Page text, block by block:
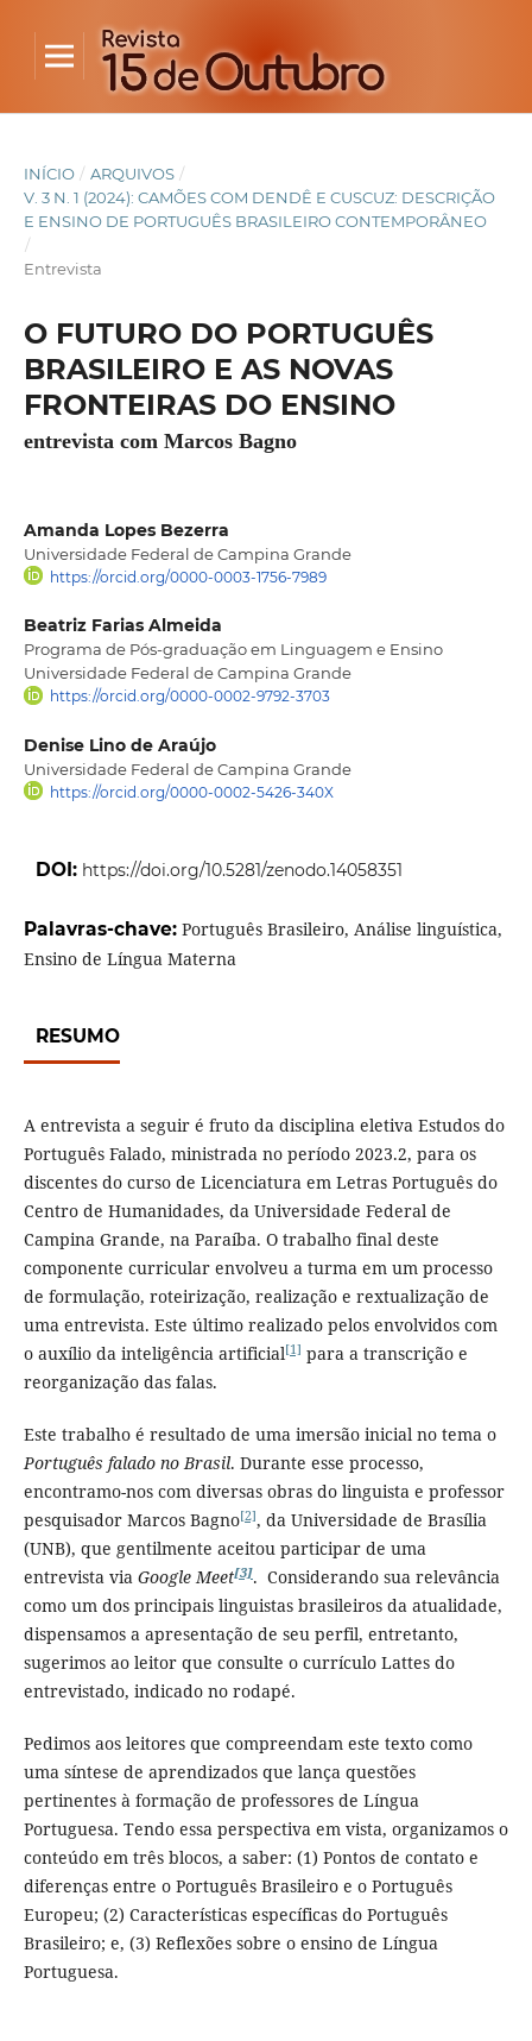
INÍCIO / ARQUIVOS /
V. 3 N. 1 (2024): CAMÕES COM DENDÊ E CUSCUZ: DESCRIÇÃO
E ENSINO DE PORTUGUÊS BRASILEIRO CONTEMPORÂNEO
/
Entrevista
O FUTURO DO PORTUGUÊS
BRASILEIRO E AS NOVAS
FRONTEIRAS DO ENSINO
entrevista com Marcos Bagno
Amanda Lopes Bezerra
Universidade Federal de Campina Grande
https://orcid.org/0000-0003-1756-7989
Beatriz Farias Almeida
Programa de Pós-graduação em Linguagem e Ensino
Universidade Federal de Campina Grande
https://orcid.org/0000-0002-9792-3703
Denise Lino de Araújo
Universidade Federal de Campina Grande
https://orcid.org/0000-0002-5426-340X
DOI: https://doi.org/10.5281/zenodo.14058351
Palavras-chave: Português Brasileiro, Análise linguística,
Ensino de Língua Materna
RESUMO
A entrevista a seguir é fruto da disciplina eletiva Estudos do
Português Falado, ministrada no período 2023.2, para os
discentes do curso de Licenciatura em Letras Português do
Centro de Humanidades, da Universidade Federal de
Campina Grande, na Paraíba. O trabalho final deste
componente curricular envolveu a turma em um processo
de formulação, roteirização, realização e rextualização de
uma entrevista. Este último realizado pelos envolvidos com
o auxílio da inteligência artificial[1] para a transcrição e
reorganização das falas.
Este trabalho é resultado de uma imersão inicial no tema o
Português falado no Brasil. Durante esse processo,
encontramo-nos com diversas obras do linguista e professor
pesquisador Marcos Bagno[2], da Universidade de Brasília
(UNB), que gentilmente aceitou participar de uma
entrevista via Google Meet[3]. Considerando sua relevância
como um dos principais linguistas brasileiros da atualidade,
dispensamos a apresentação de seu perfil, entretanto,
sugerimos ao leitor que consulte o currículo Lattes do
entrevistado, indicado no rodapé.
Pedimos aos leitores que compreendam este texto como
uma síntese de aprendizados que lança questões
pertinentes à formação de professores de Língua
Portuguesa. Tendo essa perspectiva em vista, organizamos o
conteúdo em três blocos, a saber: (1) Pontos de contato e
diferenças entre o Português Brasileiro e o Português
Europeu; (2) Características específicas do Português
Brasileiro; e, (3) Reflexões sobre o ensino de Língua
Portuguesa.